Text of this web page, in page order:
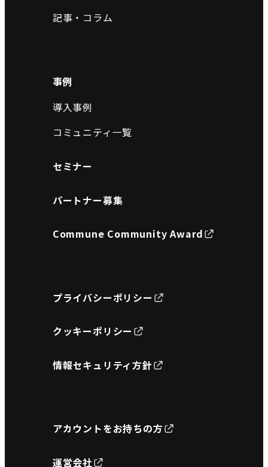
記事・コラム
事例
導入事例
コミュニティ一覧
セミナー
パートナー募集
Commune Community Award
プライバシーポリシー
クッキーポリシー
情報セキュリティ方針
アカウントをお持ちの方
運営会社